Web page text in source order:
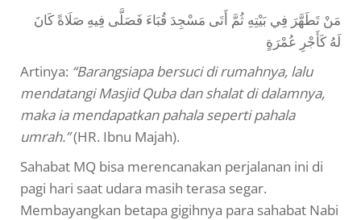
مَنْ تَطَهَّرَ فِي بَيْتِهِ ثُمَّ أَتَى مَسْجِدَ قُبَاءَ فَصَلَّى فِيهِ صَلَاةً كَانَ
لَهُ كَأَجْرِ عُمْرَةٍ
Artinya: “Barangsiapa bersuci di rumahnya, lalu
mendatangi Masjid Quba dan shalat di dalamnya,
maka ia mendapatkan pahala seperti pahala
umrah.”(HR. Ibnu Majah).
Sahabat MQ bisa merencanakan perjalanan ini di
pagi hari saat udara masih terasa segar.
Membayangkan betapa gigihnya para sahabat Nabi